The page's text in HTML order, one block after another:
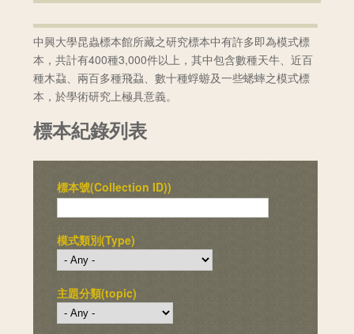
中興大學昆蟲標本館所藏之研究標本中有許多即為模式標
本，共計有400種3,000件以上，其中包含數種天牛、近百
種木蝨、兩百多種飛蝨、數十種蜉蝣及一些蟋蟀之模式標
本，於學術研究上極具意義。
標本紀錄列表
標本號(Collection ID))
模式類別(Type)
主題分類(topic)